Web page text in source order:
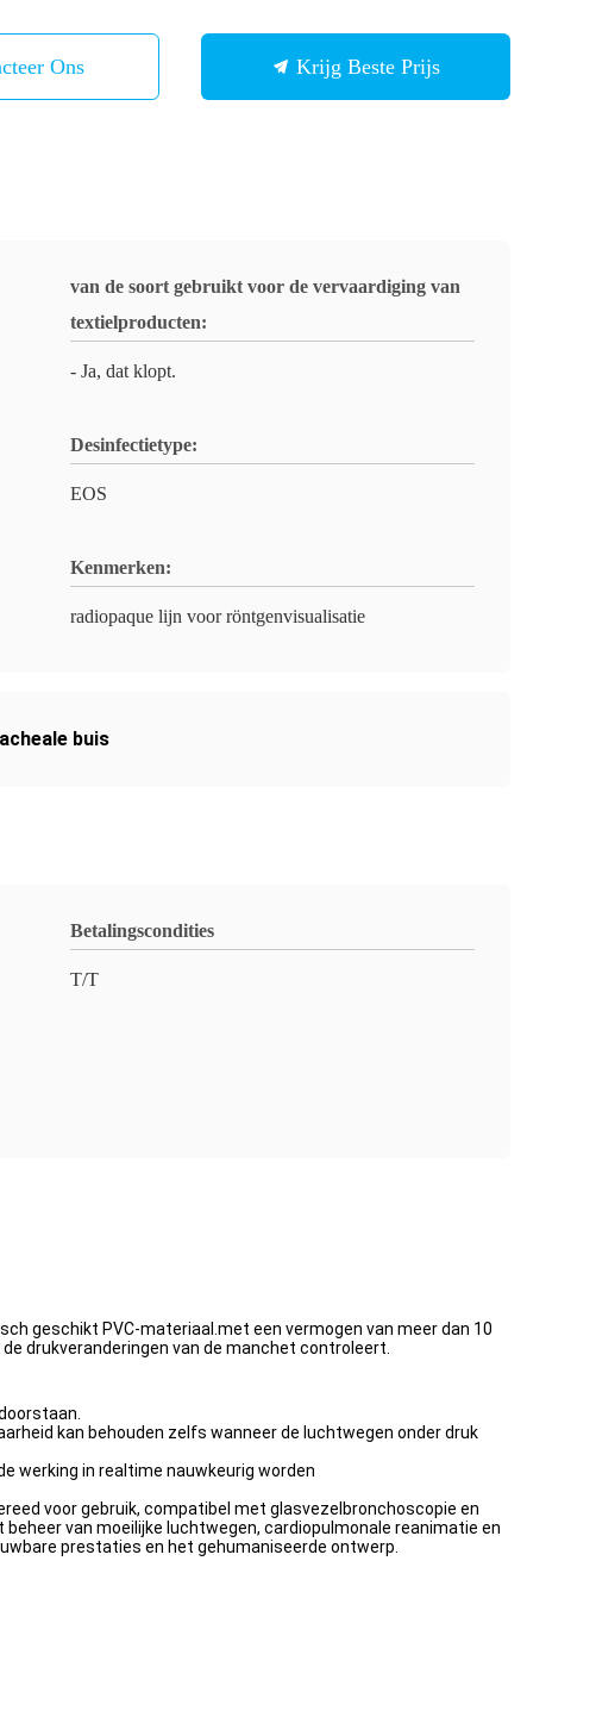
Ons Krijg Beste Prijs
van de soort gebruikt voor de vervaardiging van
textielproducten:
- Ja, dat klopt.
Desinfectietype:
EOS
Kenmerken:
radiopaque lijn voor röntgenvisualisatie
buis
Betalingscondities
T/T
geschikt PVC-materiaal.met een vermogen van meer dan 10
drukveranderingen van de manchet controleert.
kan behouden zelfs wanneer de luchtwegen onder druk
werking in realtime nauwkeurig worden
voor gebruik, compatibel met glasvezelbronchoscopie en
van moeilijke luchtwegen, cardiopulmonale reanimatie en
prestaties en het gehumaniseerde ontwerp.